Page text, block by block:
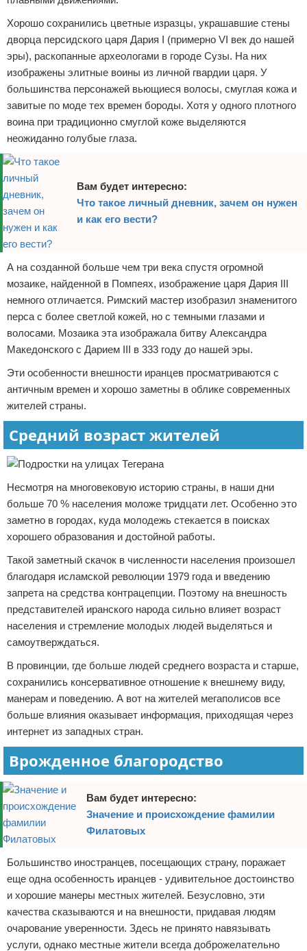
Хорошо сохранились цветные изразцы, украшавшие стены
дворца персидского царя Дария I (примерно VI век до нашей
эры), раскопанные археологами в городе Сузы. На них
изображены элитные воины из личной гвардии царя. У
большинства персонажей вьющиеся волосы, смуглая кожа и
завитые по моде тех времен бороды. Хотя у одного плотного
воина при традиционно смуглой коже выделяются
неожиданно голубые глаза.
Вам будет интересно:
Что такое личный дневник, зачем он нужен
и как его вести?
А на созданной больше чем три века спустя огромной
мозаике, найденной в Помпеях, изображение царя Дария III
немного отличается. Римский мастер изобразил знаменитого
перса с более светлой кожей, но с темными глазами и
волосами. Мозаика эта изображала битву Александра
Македонского с Дарием III в 333 году до нашей эры.
Эти особенности внешности иранцев просматриваются с
античным времен и хорошо заметны в облике современных
жителей страны.
Средний возраст жителей
Несмотря на многовековую историю страны, в наши дни
больше 70 % населения моложе тридцати лет. Особенно это
заметно в городах, куда молодежь стекается в поисках
хорошего образования и достойной работы.
Такой заметный скачок в численности населения произошел
благодаря исламской революции 1979 года и введению
запрета на средства контрацепции. Поэтому на внешность
представителей иранского народа сильно влияет возраст
населения и стремление молодых людей выделяться и
самоутверждаться.
В провинции, где больше людей среднего возраста и старше,
сохранились консервативное отношение к внешнему виду,
манерам и поведению. А вот на жителей мегаполисов все
больше влияния оказывает информация, приходящая через
интернет из западных стран.
Врожденное благородство
Вам будет интересно:
Значение и происхождение фамилии
Филатовых
Большинство иностранцев, посещающих страну, поражает
еще одна особенность иранцев - удивительное достоинство
и хорошие манеры местных жителей. Безусловно, эти
качества сказываются и на внешности, придавая людям
очарование уверенности. Здесь не принято навязывать
услуги, однако местные жители всегда доброжелательно